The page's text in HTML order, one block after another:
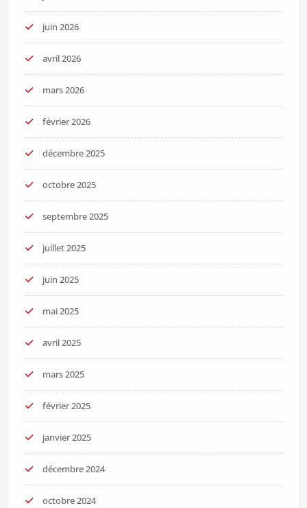
juin 2026
avril 2026
mars 2026
février 2026
décembre 2025
octobre 2025
septembre 2025
juillet 2025
juin 2025
mai 2025
avril 2025
mars 2025
février 2025
janvier 2025
décembre 2024
octobre 2024